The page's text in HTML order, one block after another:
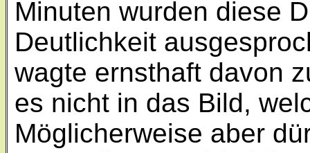
Minuten wurden diese
Deutlichkeit
wagte ernsthaft davon
es nicht in das Bild,
Möglicherweise aber